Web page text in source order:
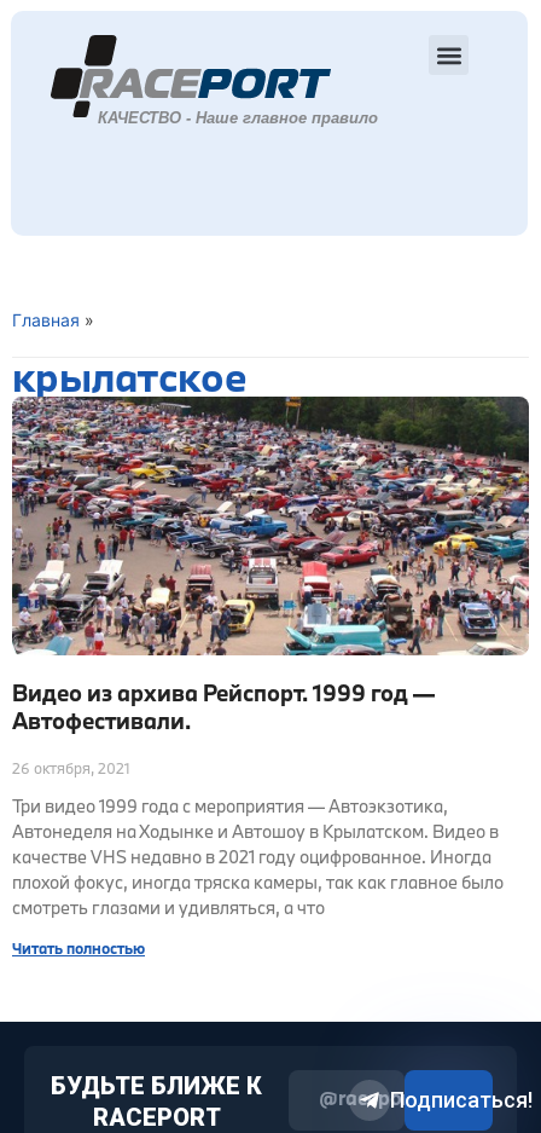
Главная »
крылатское
Видео из архива Рейспорт. 1999 год —
Автофестивали.
26 октября, 2021
Три видео 1999 года с мероприятия — Автоэкзотика,
Автонеделя на Ходынке и Автошоу в Крылатском. Видео в
качестве VHS недавно в 2021 году оцифрованное. Иногда
плохой фокус, иногда тряска камеры, так как главное было
смотреть глазами и удивляться, а что
Читать полностью
БУДЬТЕ БЛИЖЕ К
RACEPORT
@raceport2022
Подписаться!